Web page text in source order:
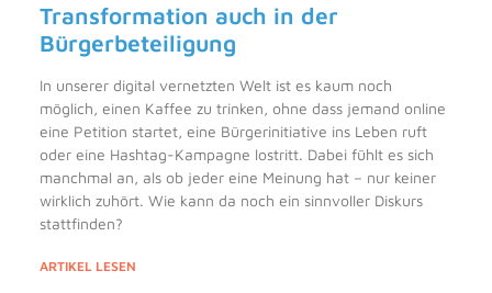
Transformation auch in der
Bürgerbeteiligung
In unserer digital vernetzten Welt ist es kaum noch
möglich, einen Kaffee zu trinken, ohne dass jemand online
eine Petition startet, eine Bürgerinitiative ins Leben ruft
oder eine Hashtag-Kampagne lostritt. Dabei fühlt es sich
manchmal an, als ob jeder eine Meinung hat – nur keiner
wirklich zuhört. Wie kann da noch ein sinnvoller Diskurs
stattfinden?
ARTIKEL LESEN